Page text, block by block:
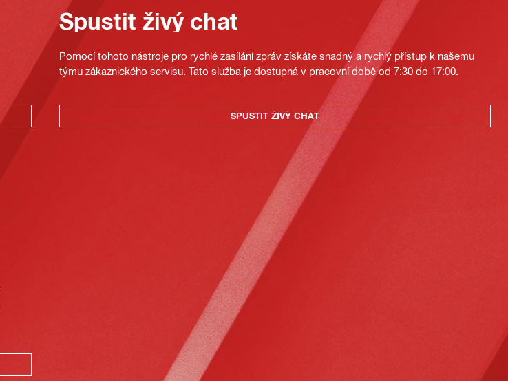
Spustit živý chat
Pomocí tohoto nástroje pro rychlé zasílání zpráv získáte snadný a rychlý přístup k našemu
týmu zákaznického servisu. Tato služba je dostupná v pracovní době od 7:30 do 17:00.
SPUSTIT ŽIVÝ CHAT